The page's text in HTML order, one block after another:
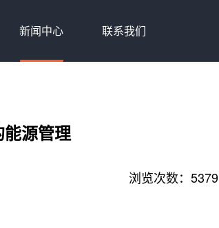
新闻中心 联系我们
源管理
浏览次数：5379